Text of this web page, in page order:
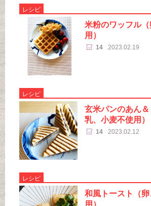
レシピ
米粉のワッフル
用）
14 2023.02.19
レシピ
玄米パンのあん＆
乳、小麦不使用）
14 2023.02.12
レシピ
和風トースト（
用）